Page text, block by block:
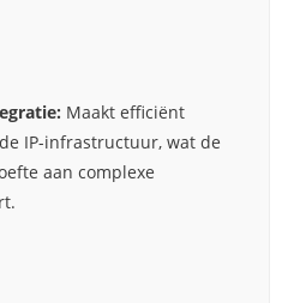
Maakt efficiënt
IP-infrastructuur, wat de
aan complexe